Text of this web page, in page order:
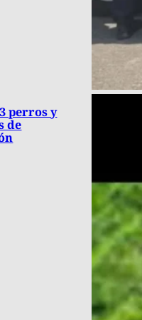
perros y
de